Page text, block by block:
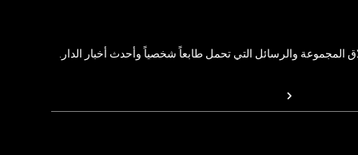
والرسائل التي تحمل طابعاً شخصياً وأحدث أخبار الدار.